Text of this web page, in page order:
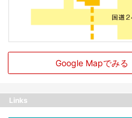
Google Mapでみる
Links